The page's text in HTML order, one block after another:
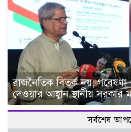
রাজনৈতিক বিতর্ক নয়, গবেষণা
দেওয়ার আহ্বান স্থানীয় সরকার
সর্বশেষ